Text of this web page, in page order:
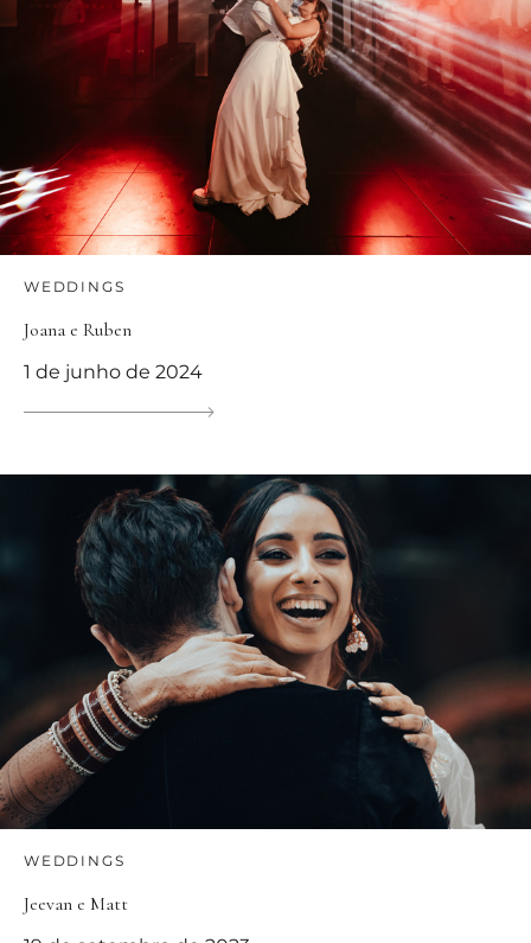
WEDDINGS
Joana e Ruben
1 de junho de 2024
WEDDINGS
Jeevan e Matt